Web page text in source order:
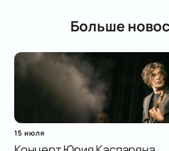
Больше
15 июля